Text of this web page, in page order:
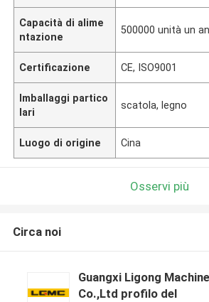
Capacità di alime
ntazione
500000 unità un
Certificazione CE, ISO9001
Imballaggi partico
lari
scatola, legno
Luogo di origine Cina
Osservi più
Circa noi
Guangxi Ligong
Co.,Ltd profilo del